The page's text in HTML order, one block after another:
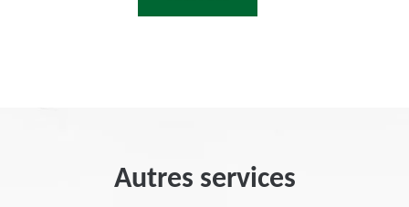
Autres services